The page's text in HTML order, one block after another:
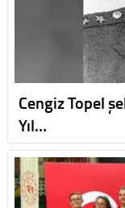
Cengiz Topel
Yıl…